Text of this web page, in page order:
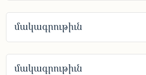
մակագրութիւն
մակագրութիւն